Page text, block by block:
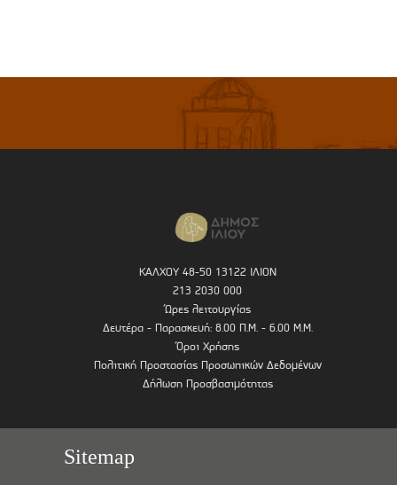
ΚΑΛΧΟΥ 48-50 13122 ΙΛΙΟΝ
213 2030 000
Ώρες λειτουργίας
Δευτέρα - Παρασκευή: 8.00 Π.Μ. - 6.00 Μ.Μ.
Όροι Χρήσης
Πολιτική Προστασίας Προσωπικών Δεδομένων
Δήλωση Προσβασιμότητας
Sitemap